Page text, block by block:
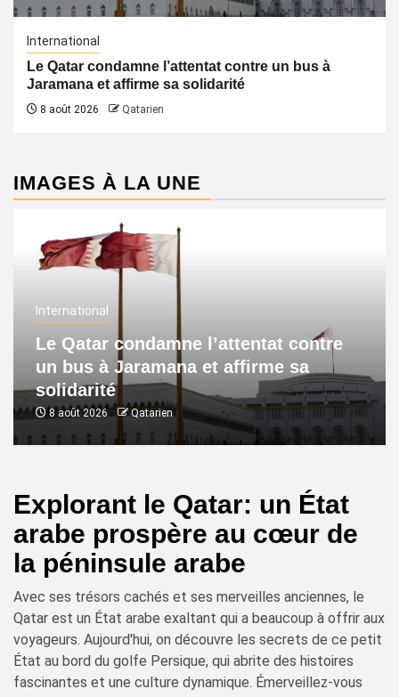
International
Le Qatar condamne l’attentat contre un bus à
Jaramana et affirme sa solidarité
8 août 2026 Qatarien
IMAGES À LA UNE
International
Le Qatar condamne l’attentat contre
un bus à Jaramana et affirme sa
solidarité
8 août 2026 Qatarien
Explorant le Qatar: un État
arabe prospère au cœur de
la péninsule arabe
Avec ses trésors cachés et ses merveilles anciennes, le
Qatar est un État arabe exaltant qui a beaucoup à offrir aux
voyageurs. Aujourd'hui, on découvre les secrets de ce petit
État au bord du golfe Persique, qui abrite des histoires
fascinantes et une culture dynamique. Émerveillez-vous